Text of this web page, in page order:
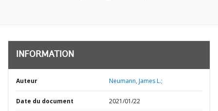
INFORMATION
Auteur Neumann, James L.;
Date du document 2021/01/22